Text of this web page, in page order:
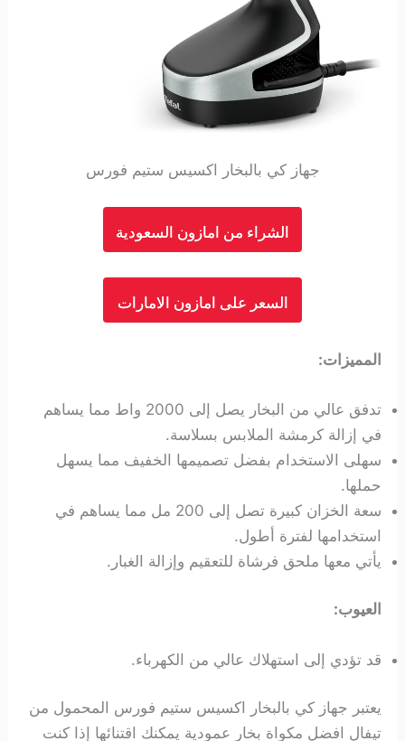
جهاز كي بالبخار اكسيس ستيم فورس
الشراء من امازون السعودية
السعر على امازون الامارات
المميزات:
تدفق عالي من البخار يصل إلى 2000 واط مما يساهم
في إزالة كرمشة الملابس بسلاسة.
سهلى الاستخدام بفضل تصميمها الخفيف مما يسهل
حملها.
سعة الخزان كبيرة تصل إلى 200 مل مما يساهم في
استخدامها لفترة أطول.
يأتي معها ملحق فرشاة للتعقيم وإزالة الغبار.
العيوب:
قد تؤدي إلى استهلاك عالي من الكهرباء.
يعتبر جهاز كي بالبخار اكسيس ستيم فورس المحمول من
تيفال افضل مكواة بخار عمودية يمكنك اقتنائها إذا كنت